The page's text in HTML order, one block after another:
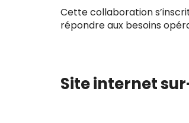
Cette collaboration
répondre aux besoins
Site internet